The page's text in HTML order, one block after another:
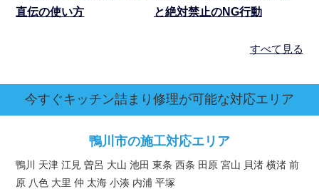
直伝の使い方
と絶対禁止のNG行動
すべて見る
今すぐキッチン詰まり修理が可能な対応エリア
鴨川市の施工対応エリア
鴨川 天津 江見 曽呂 大山 池田 東条 西条 田原 宮山 貝渚 横渚 前
原 八色 大里 仲 太海 小湊 内浦 平塚